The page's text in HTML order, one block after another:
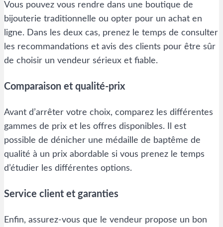
Vous pouvez vous rendre dans une boutique de
bijouterie traditionnelle ou opter pour un achat en
ligne. Dans les deux cas, prenez le temps de consulter
les recommandations et avis des clients pour être sûr
de choisir un vendeur sérieux et fiable.
Comparaison et qualité-prix
Avant d’arrêter votre choix, comparez les différentes
gammes de prix et les offres disponibles. Il est
possible de dénicher une médaille de baptême de
qualité à un prix abordable si vous prenez le temps
d’étudier les différentes options.
Service client et garanties
Enfin, assurez-vous que le vendeur propose un bon